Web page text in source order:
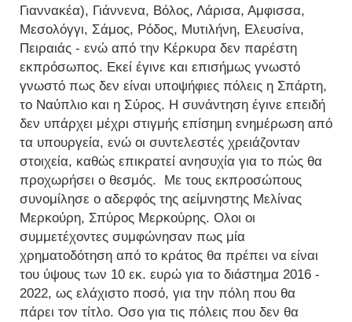
Γιαννακέα), Γιάννενα, Βόλος, Λάρισα, Αμφισσα,
Μεσολόγγι, Σάμος, Ρόδος, Μυτιλήνη, Ελευσίνα,
Πειραιάς - ενώ από την Κέρκυρα δεν παρέστη
εκπρόσωπος. Εκεί έγινε και επισήμως γνωστό
γνωστό πως δεν είναι υποψήφιες πόλεις η Σπάρτη,
το Ναύπλιο και η Σύρος. Η συνάντηση έγινε επειδή
δεν υπάρχει μέχρι στιγμής επίσημη ενημέρωση από
τα υπουργεία, ενώ οι συντελεστές χρειάζονταν
στοιχεία, καθώς επικρατεί ανησυχία για το πώς θα
προχωρήσει ο θεσμός. Με τους εκπροσώπους
συνομίλησε ο αδερφός της αείμνηστης Μελίνας
Μερκούρη, Σπύρος Μερκούρης. Ολοι οι
συμμετέχοντες συμφώνησαν πως μία
χρηματοδότηση από το κράτος θα πρέπει να είναι
του ύψους των 10 εκ. ευρώ για το διάστημα 2016 -
2022, ως ελάχιστο ποσό, για την πόλη που θα
πάρει τον τίτλο. Οσο για τις πόλεις που δεν θα